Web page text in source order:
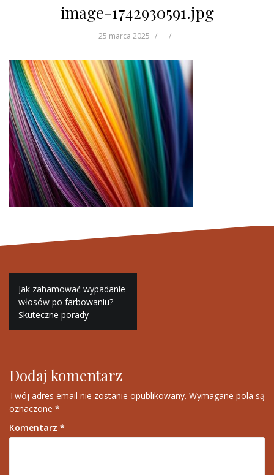
image-1742930591.jpg
25 marca 2025
Nawigacja
wpisu
Jak zahamować wypadanie
włosów po farbowaniu?
Skuteczne porady
Dodaj komentarz
Twój adres email nie zostanie opublikowany. Wymagane pola są
oznaczone *
Komentarz *